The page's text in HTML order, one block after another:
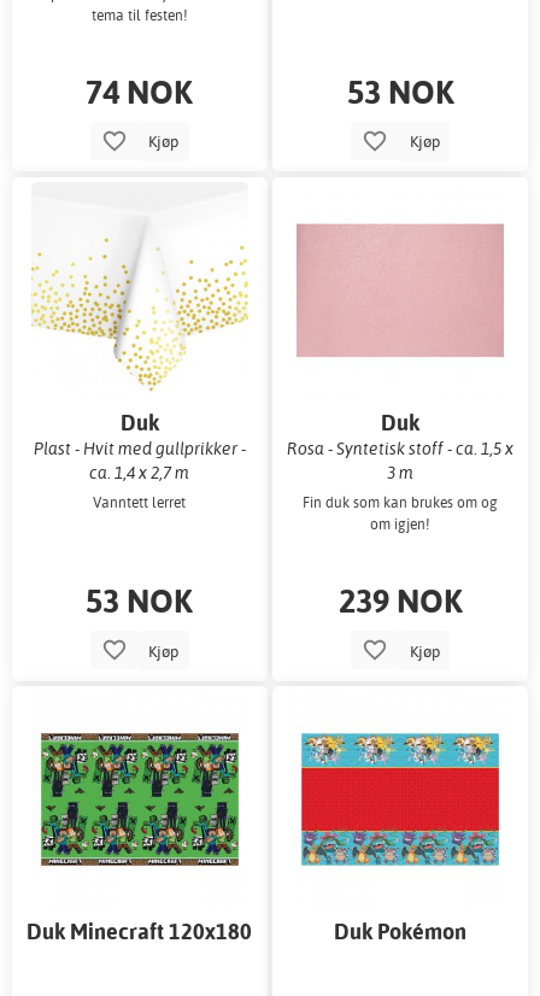
tema til festen!
74 NOK
Kjøp
53 NOK
Kjøp
Duk
Plast - Hvit med gullprikker -
ca. 1,4 x 2,7 m
Vanntett lerret
53 NOK
Kjøp
Duk
Rosa - Syntetisk stoff - ca. 1,5 x
3 m
Fin duk som kan brukes om og
om igjen!
239 NOK
Kjøp
Duk Minecraft 120x180
Duk Pokémon